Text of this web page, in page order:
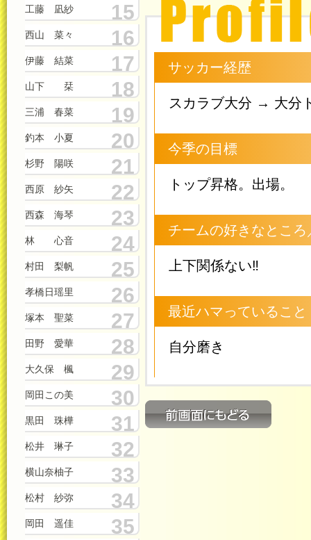
工藤 凪紗 15
西山 菜々 16
伊藤 結菜 17
山下 栞 18
三浦 春菜 19
釣本 小夏 20
杉野 陽咲 21
西原 紗矢 22
西森 海琴 23
林 心音 24
村田 梨帆 25
孝橋日瑶里 26
塚本 聖菜 27
田野 愛華 28
大久保 楓 29
岡田この美 30
黒田 珠樺 31
松井 琳子 32
横山奈柚子 33
松村 紗弥 34
岡田 遥佳 35
サッカー経歴
スカラブ大分 → 大分
今季の目標
トップ昇格。出場。
チームの好きなとこ
上下関係ない‼︎
最近ハマっていること
自分磨き